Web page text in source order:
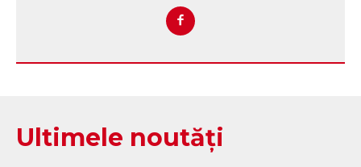
Ultimele noutăți